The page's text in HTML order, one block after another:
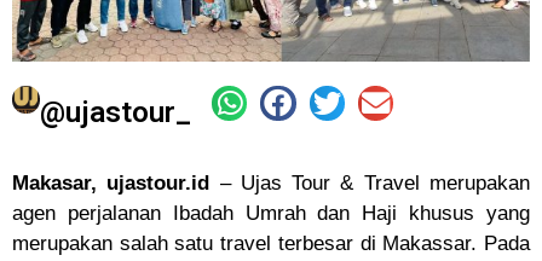
@ujastour_
Makasar, ujastour.id – Ujas Tour & Travel merupakan
agen perjalanan Ibadah Umrah dan Haji khusus yang
merupakan salah satu travel terbesar di Makassar. Pada